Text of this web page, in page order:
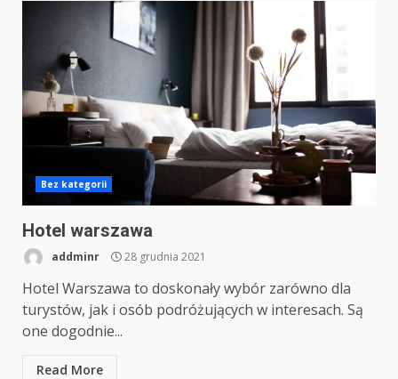
Bez kategorii
Hotel warszawa
addminr 28 grudnia 2021
Hotel Warszawa to doskonały wybór zarówno dla
turystów, jak i osób podróżujących w interesach. Są
one dogodnie...
Read More